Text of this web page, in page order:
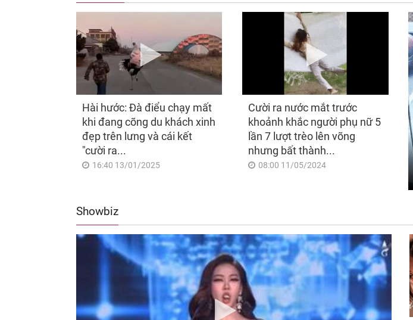
Hài hước: Đà điểu chạy mất
khi đang cõng du khách xinh
đẹp trên lưng và cái kết
"cười ra...
16:40 13/01/2025
Cười ra nước mắt trước
khoảnh khắc người phụ nữ 5
lần 7 lượt trèo lên võng
nhưng bất thành...
08:00 11/05/2024
Showbiz